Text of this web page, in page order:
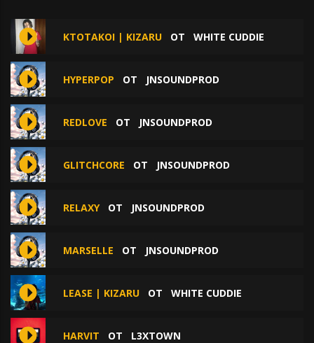
KTOTAKOI | KIZARU ОТ WHITE CUDDIE
HYPERPOP ОТ JNSOUNDPROD
REDLOVE ОТ JNSOUNDPROD
GLITCHCORE ОТ JNSOUNDPROD
RELAXYОТ JNSOUNDPROD
MARSELLE ОТ JNSOUNDPROD
LEASE | KIZARU ОТ WHITE CUDDIE
HARVIT ОТ L3XTOWN